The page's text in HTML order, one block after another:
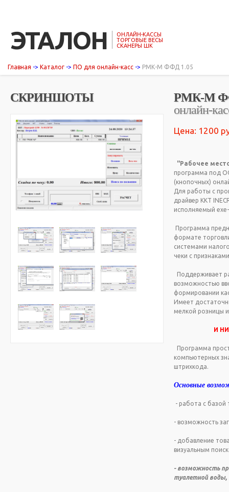
ЭТАЛОН
ОНЛАЙН-КАССЫ
ТОРГОВЫЕ ВЕСЫ
СКАНЕРЫ ШК
Главная -> Каталог -> ПО для онлайн-касс -> РМК-М ФФД 1.05
СКРИНШОТЫ
РМК-М
онлайн-
Цена: 1200
"Рабочее
программа под
(кнопочных)
Для работы с
драйвер ККТ
исполняемый
Программа
формате
системами
чеки с
Поддерживает
возможностью
формировании
Имеет
мелкой розницы
И
Программа
компьютерных
штрихкода.
Основные
- работа с базой
- возможность
- добавление
визуальным
- возможность
туалетной воды,